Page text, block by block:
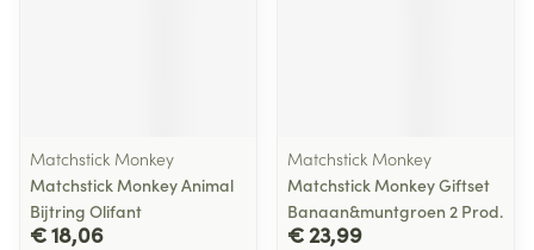
Matchstick Monkey
Matchstick Monkey Animal
Bijtring Olifant
€ 18,06
Matchstick Monkey
Matchstick Monkey Giftset
Banaan&muntgroen 2 Prod.
€ 23,99